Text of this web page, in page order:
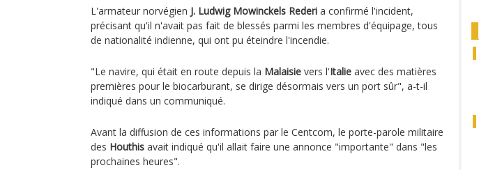
L'armateur norvégien J. Ludwig Mowinckels Rederi a confirmé l'incident,
précisant qu'il n'avait pas fait de blessés parmi les membres d'équipage, tous
de nationalité indienne, qui ont pu éteindre l'incendie.
"Le navire, qui était en route depuis la Malaisie vers l'Italie avec des matières
premières pour le biocarburant, se dirige désormais vers un port sûr", a-t-il
indiqué dans un communiqué.
Avant la diffusion de ces informations par le Centcom, le porte-parole militaire
des Houthis avait indiqué qu'il allait faire une annonce "importante" dans "les
prochaines heures".